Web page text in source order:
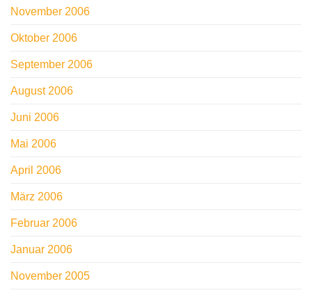
November 2006
Oktober 2006
September 2006
August 2006
Juni 2006
Mai 2006
April 2006
März 2006
Februar 2006
Januar 2006
November 2005